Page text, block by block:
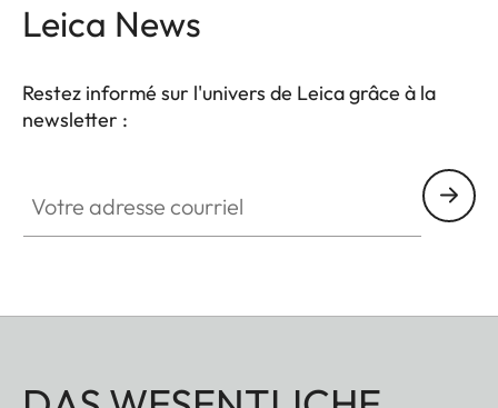
Leica News
Restez informé sur l'univers de Leica grâce à la
newsletter :